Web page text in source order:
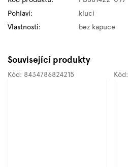
Pohlaví:
kluci
Vlastnosti: bez kapuce
Související produkty
Kód: 8434786824215 Kód: